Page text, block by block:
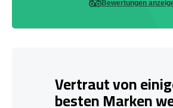
Bewertungen
Vertraut von
besten Marken